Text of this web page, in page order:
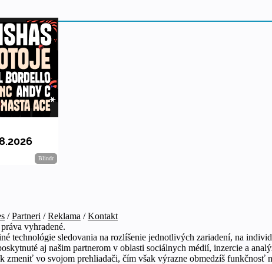
/ Partneri / Reklama / Kontakt
vyhradené.
technológie sledovania na rozlíšenie jednotlivých zariadení, na
aj našim partnerom v oblasti sociálnych médií, inzercie a
zmeniť vo svojom prehliadači, čím však výrazne obmedzíš funkčnosť